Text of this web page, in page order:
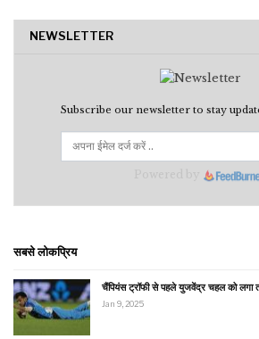
NEWSLETTER
Subscribe our newsletter to stay
सबसे लोकप्रिय
चैंपियंस ट्रॉफी से पहले युजवेंद्र चहल को लगा
Jan 9, 2025